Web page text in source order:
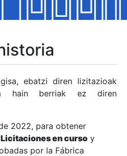
ebatzi diren lizitazioak
hain berriak ez diren
2022, para obtener
Licitaciones en curso y
por la Fábrica